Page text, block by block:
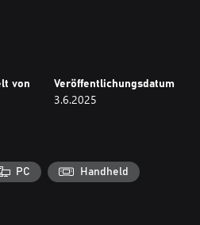
flüssigen Bewegungen und
komplementären
beim Rollerdrome-Turnier
Festige deine Position im
bringe dich mit dem
ans eigene Limit.
von Veröffentlichungsdatum
3.6.2025
PC Handheld